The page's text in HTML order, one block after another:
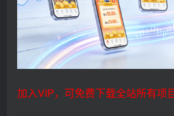
加入VIP，可免费下载全站所有项